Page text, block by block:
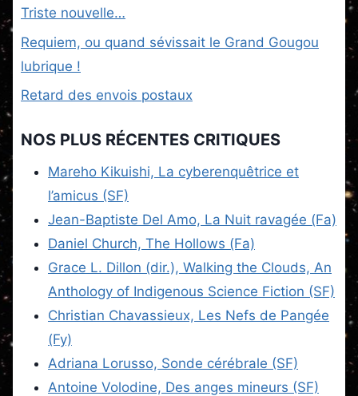
Triste nouvelle…
Requiem, ou quand sévissait le Grand Gougou
lubrique !
Retard des envois postaux
NOS PLUS RÉCENTES CRITIQUES
Mareho Kikuishi, La cyberenquêtrice et
l’amicus (SF)
Jean-Baptiste Del Amo, La Nuit ravagée (Fa)
Daniel Church, The Hollows (Fa)
Grace L. Dillon (dir.), Walking the Clouds, An
Anthology of Indigenous Science Fiction (SF)
Christian Chavassieux, Les Nefs de Pangée
(Fy)
Adriana Lorusso, Sonde cérébrale (SF)
Antoine Volodine, Des anges mineurs (SF)